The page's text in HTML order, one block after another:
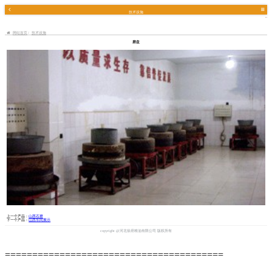
技术设施
网站首页 技术设施
磨盘
上一个产品：山西石磨
下一个产品：山西车间展示
copyright @河北徐府粮油有限公司 版权所有
========================================